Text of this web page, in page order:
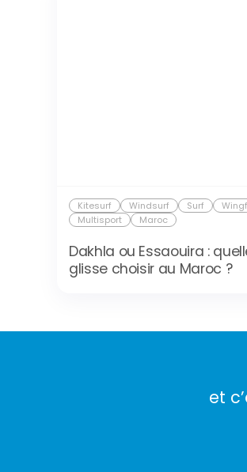
Kitesurf Windsurf Surf
Multisport
Maroc
Dakhla ou Essaouira :
glisse choisir au Maroc ?
et